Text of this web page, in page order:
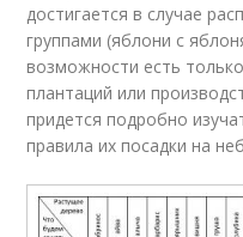
Смородины от
антракноза
Протертая
достигается в случае
группами (яблони с
возможности есть
плантаций или
придется подробно
правила их посадки на